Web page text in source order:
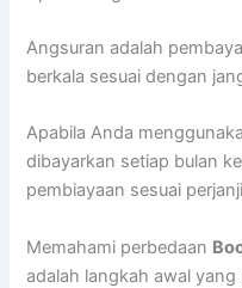
Angsuran adalah
berkala sesuai dengan
Apabila Anda
dibayarkan setiap bulan
pembiayaan sesuai
Memahami perbedaan
adalah langkah awal